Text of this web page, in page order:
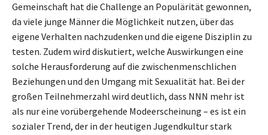
Gemeinschaft hat die Challenge an Populärität gewonnen,
da viele junge Männer die Möglichkeit nutzen, über das
eigene Verhalten nachzudenken und die eigene Disziplin zu
testen. Zudem wird diskutiert, welche Auswirkungen eine
solche Herausforderung auf die zwischenmenschlichen
Beziehungen und den Umgang mit Sexualität hat. Bei der
großen Teilnehmerzahl wird deutlich, dass NNN mehr ist
als nur eine vorübergehende Modeerscheinung – es ist ein
sozialer Trend, der in der heutigen Jugendkultur stark